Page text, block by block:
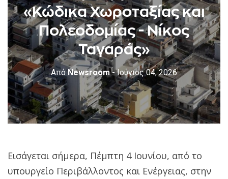
«Κώδικα Χωροταξίας και
Πολεοδομίας - Νίκος
Ταγαράς»
ΑπόNewsroom - Ιούνιος 04, 2026
Εισάγεται σήμερα, Πέμπτη 4 Ιουνίου, από το
υπουργείο Περιβάλλοντος και Ενέργειας, στην